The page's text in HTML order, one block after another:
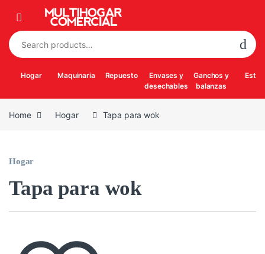
Skip to navigation
Skip to content
Search for:
Hogar Maquinaria Repuesto
Envases y
desechables
Ganchos y
balanzas
Home Hogar Tapa para wok
Hogar
Tapa para wok